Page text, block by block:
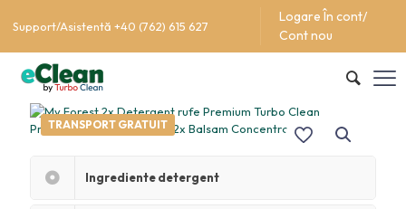
Support/Asistentă +40 (762) 615 627
Logare În cont/
Cont nou
TRANSPORT GRATUIT
Ingrediente detergent